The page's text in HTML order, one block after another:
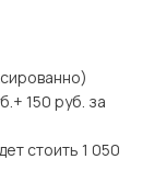
150 руб. за
стоить 1 050